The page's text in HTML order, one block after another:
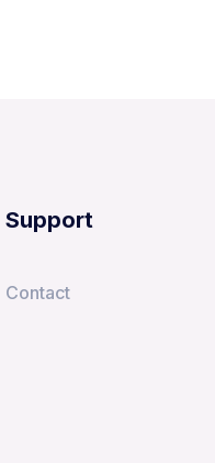
Support
Contact